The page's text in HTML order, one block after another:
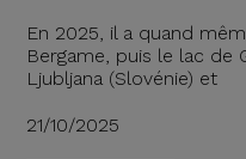
En 2025, il a quand
Bergame, puis le lac de
Ljubljana (Slovénie) et
21/10/2025